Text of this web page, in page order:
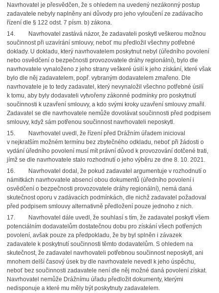
Navrhovatel je přesvědčen, že s ohledem na uvedený nezákonný postup
zadavatele nebyly naplněny ani důvody pro jeho vyloučení ze zadávacího
řízení dle § 122 odst. 7 písm. b) zákona.
14. Navrhovatel zastává názor, že zadavateli poskytl veškerou možnou
součinnost při uzavírání smlouvy, neboť mu předložil všechny potřebné
doklady. U dokladu, který navrhovatelem poskytnut nebyl (úředního povolení
nebo osvědčení o bezpečnosti provozovatele dráhy regionální), bylo dle
navrhovatele vynaloženo z jeho strany veškeré úsilí k jeho získání, které však
bylo dle něj zadavatelem, popř. vybraným dodavatelem zmařeno. Dle
navrhovatele je to tedy zadavatel, který nevynaložil všechno potřebné úsilí
k tomu, aby byly dodavateli vytvořeny zákonné podmínky pro poskytnutí
součinnosti k uzavření smlouvy, a kdo svými kroky uzavření smlouvy zmařil.
Zadavatel se dle navrhovatele nemůže dovolávat součinnosti před podpisem
smlouvy, když sám potřenou součinnost navrhovateli neposkytl.
15. Navrhovatel uvedl, že řízení před Drážním úřadem inicioval
v nejkratším možném termínu bez zbytečného odkladu, neboť při žádosti o
vydání úředního povolení musí mít právní důvod k provozování dotčené trati,
jímž se dle navrhovatele stalo rozhodnutí o jeho výběru ze dne 8. 10. 2021.
16. Navrhovatel dodal, že pokud zadavatel argumentuje v rozhodnutí o
námitkách navrhovatele absencí obou dokumentů (úředního povolení i
osvědčení o bezpečnosti provozovatele dráhy regionální), nemá daná
skutečnost oporu v zadávacích podmínkách, dle nichž zadavatel požadoval
před podpisem smlouvy alternativně předložení pouze jednoho z nich.
17. Navrhovatel dále uvedl, že souhlasí s tím, že zadavatel poskytl všem
potenciálním dodavatelům dostatečnou dobu pro získání všech potřených
povolení, avšak pouze za předpokladu, že by byl splněn i závazek
zadavatele k poskytnutí součinnosti těmto dodavatelům. S ohledem na
skutečnost, že zadavatel navrhovateli potřebnou součinnost neposkytl, ani
mnohem delší časový úsek by dle navrhovatele nevedl k jeho úspěchu,
neboť bez součinnosti zadavatele není dle něj možné daná povolení získat.
Navrhovatel nemůže Drážnímu úřadu předložit dokumenty, kterými
nedisponuje a které mu měly být poskytnuty zadavatelem.